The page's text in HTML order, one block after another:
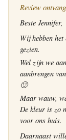
Review
Beste Jennifer,
Wij hebben
gezien.
Wel zijn we
aanbrengen
🙂
Maar wauw,
De kleur is zo
voor ons huis.
Daarnaast